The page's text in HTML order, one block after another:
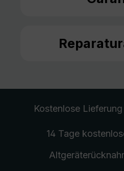
Kostenlose Lieferung
14 Tage